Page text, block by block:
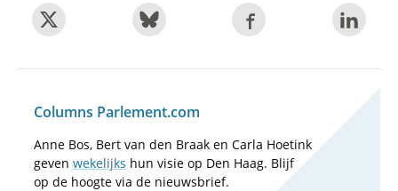
Columns Parlement.com
Anne Bos, Bert van den Braak en Carla Hoetink
geven wekelijks hun visie op Den Haag. Blijf
op de hoogte via de nieuwsbrief.